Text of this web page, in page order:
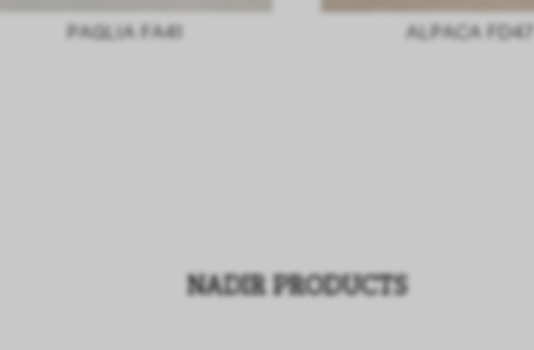
PAGLIA FA41 ALPACA FD47
NADIR PRODUCTS